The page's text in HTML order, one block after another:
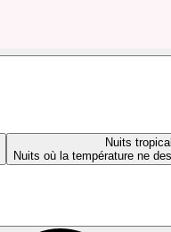
Nuits
Nuits où la température ne